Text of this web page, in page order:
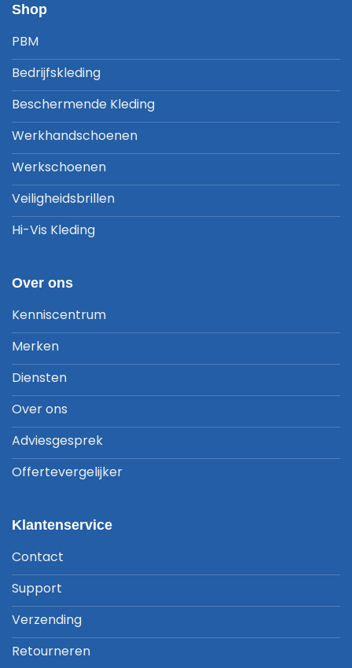
Shop
PBM
Bedrijfskleding
Beschermende Kleding
Werkhandschoenen
Werkschoenen
Veiligheidsbrillen
Hi-Vis Kleding
Over ons
Kenniscentrum
Merken
Diensten
Over ons
Adviesgesprek
Offertevergelijker
Klantenservice
Contact
Support
Verzending
Retourneren